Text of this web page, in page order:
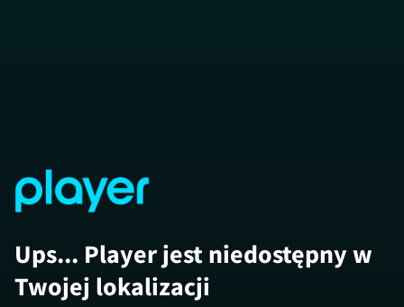
Ups... Player jest niedostępny w
Twojej lokalizacji